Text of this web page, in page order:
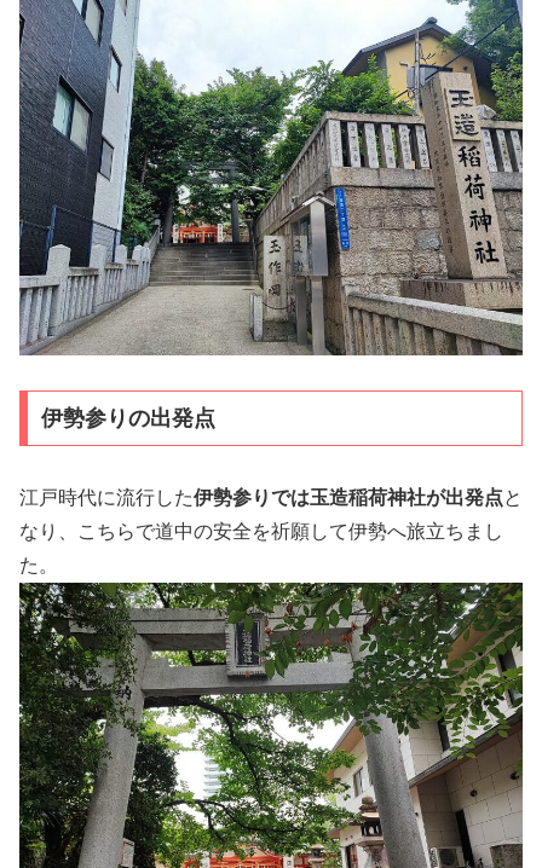
伊勢参りの出発点
江戸時代に流行した伊勢参りでは玉造稲荷神社が出発点と
なり、こちらで道中の安全を祈願して伊勢へ旅立ちまし
た。